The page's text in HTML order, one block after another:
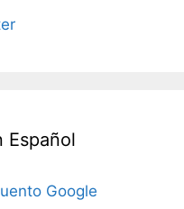
Español
Google